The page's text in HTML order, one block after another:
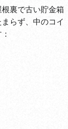
裏で古い貯金箱
らず、中のコイ